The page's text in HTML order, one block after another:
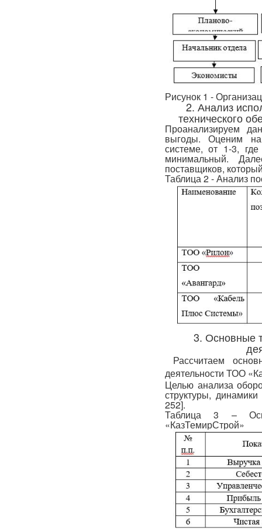
Рисунок 1 -
2. Анализ
технического
Проанализируем
выгоды. Оценим
системе, от 1-3,
минимальный.
поставщиков,
Таблица 2 - Анализ
3. Основные
Рассчитаем
деятельности ТОО
Целью анализа
структуры,
252].
Таблица 3 –
«КазТемирСтрой»